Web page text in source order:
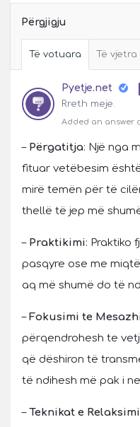
Përgjigju
Të votuara Të vjetra
Pyetje.net
Rreth meje.
Added an answer
– Përgatitja: Një nga
fituar vetëbesim
mirë temën për të
thellë të jep më
– Praktikimi: Praktiko
pasqyre ose me
aq më shumë do të
–Fokusimi te
përqendrohesh te
që dëshiron të
të ndihesh më pak i
–Teknikat e